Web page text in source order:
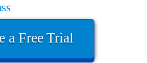
a Free Trial